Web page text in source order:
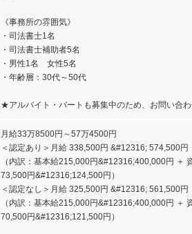
《事務所の雰囲気》
・司法書士1名
・司法書士補助者5名
・男性1名 女性5名
・年齢層：30代～50代
★アルバイト・パートも募集中のため、お問い合
月給33万8500円～57万4500円
＜認定あり＞月給 338,500円 &#12316; 574,500円
（内訳：基本給215,000円&#12316;400,000円 ＋
73,500円&#12316;124,500円）
＜認定なし＞月給 325,500円 &#12316; 561,500円
（内訳：基本給215,000円&#12316;400,000円 ＋
70,500円&#12316;121,500円）